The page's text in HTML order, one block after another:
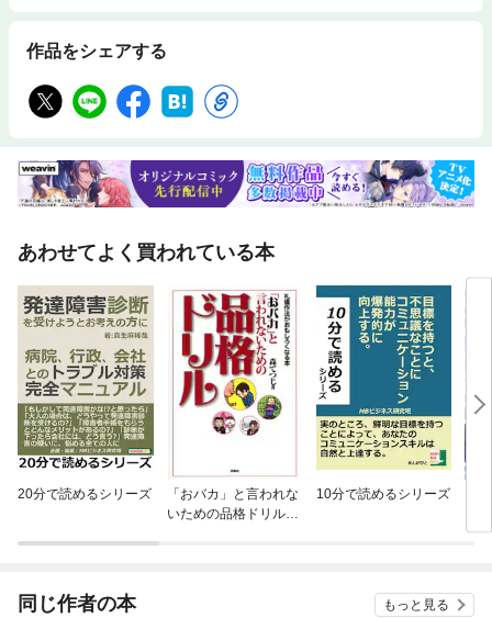
作品をシェアする
あわせてよく買われている本
20分で読めるシリーズ
「おバカ」と言われな
いための品格ドリル
10分で読めるシリーズ
ラ
同じ作者の本 もっと見る